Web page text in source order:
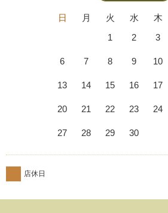
日 月 火 水 木
1
2 3
6 7 8 9 10
13 14 15 16 17
20 21 22 23 24
27 28 29 30
店休日